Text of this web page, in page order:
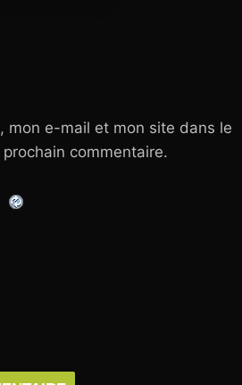
mon e-mail et mon site dans le
commentaire.